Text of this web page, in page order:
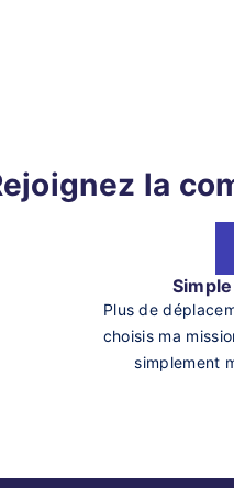
la
Plus de
choisis ma
simplement